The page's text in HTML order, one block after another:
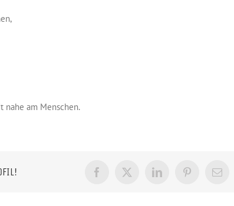
am Menschen.
Facebook
X LinkedInPinterest
E-